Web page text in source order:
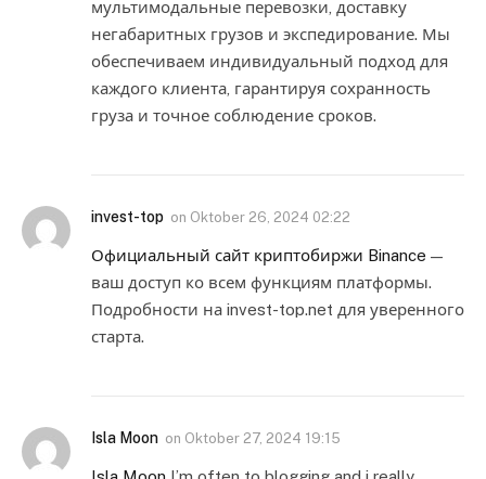
мультимодальные перевозки, доставку
негабаритных грузов и экспедирование. Мы
обеспечиваем индивидуальный подход для
каждого клиента, гарантируя сохранность
груза и точное соблюдение сроков.
invest-top on Oktober 26, 2024 02:22
Официальный сайт криптобиржи Binance —
ваш доступ ко всем функциям платформы.
Подробности на invest-top.net для уверенного
старта.
Isla Moon on Oktober 27, 2024 19:15